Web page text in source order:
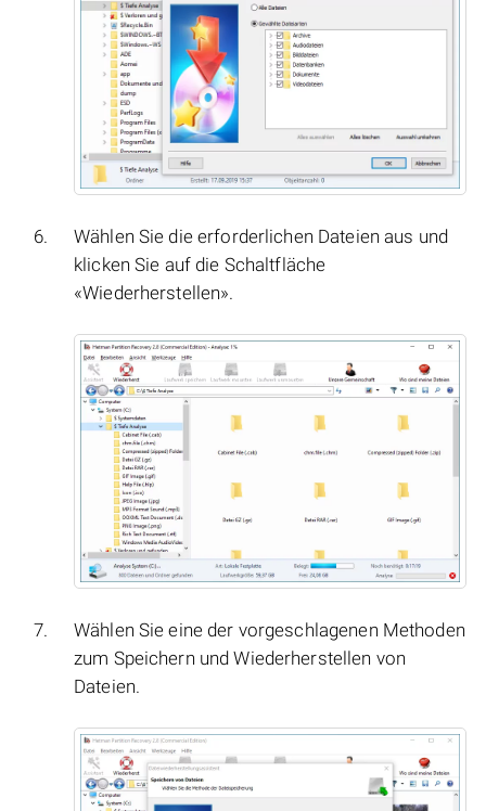
Wählen Sie die erforderlichen Dateien aus und
klicken Sie auf die Schaltfläche
«Wiederherstellen».
Wählen Sie eine der vorgeschlagenen Methoden
zum Speichern und Wiederherstellen von
Dateien.